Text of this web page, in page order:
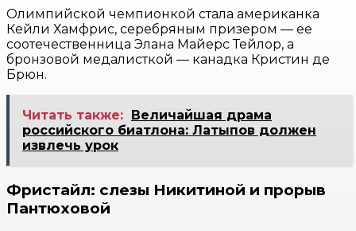
Олимпийской чемпионкой стала американка
Кейли Хамфрис, серебряным призером — ее
соотечественница Элана Майерс Тейлор, а
бронзовой медалисткой — канадка Кристин де
Брюн.
Читать также: Величайшая драма
российского биатлона: Латыпов должен
извлечь урок
Фристайл: слезы Никитиной и прорыв
Пантюховой